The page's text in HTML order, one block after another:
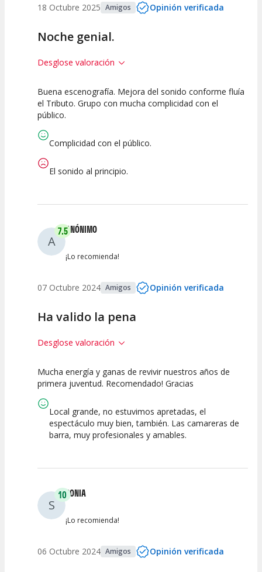
18 Octubre 2025 Amigos Opinión verificada
Noche genial.
Desglose valoración
7.5
Calidad del
7.5 5
Buena escenografía. Mejora del sonido conforme fluía
el Tributo. Grupo con mucha complicidad con el
público.
Complicidad con el público.
El sonido al principio.
A
7.5ANÓNIMO
¡Lo recomienda!
07 Octubre 2024 Amigos Opinión verificada
Ha valido la pena
Desglose valoración
7.5
Espectáculo
7.5 7.5
Mucha energía y ganas de revivir nuestros años de
primera juventud. Recomendado! Gracias
Local grande, no estuvimos apretadas, el
espectáculo muy bien, también. Las camareras de
barra, muy profesionales y amables.
S
10SONIA
¡Lo recomienda!
06 Octubre 2024 Amigos Opinión verificada